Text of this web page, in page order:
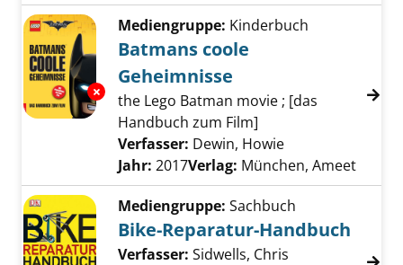
Exemplar-Details von Batmans coole
Mediengruppe: Kinderbuch
Batmans coole
Geheimnisse
the Lego Batman movie ; [das
Handbuch zum Film]
Verfasser: Dewin, Howie
Jahr: 2017Verlag: München, Ameet
Mediengruppe: Sachbuch
Bike-Reparatur-Handbuch
Verfasser: Sidwells, Chris Suche nach